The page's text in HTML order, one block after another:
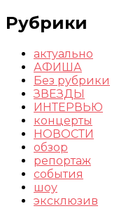
Рубрики
актуально
АФИША
Без рубрики
ЗВЕЗДЫ
ИНТЕРВЬЮ
концерты
НОВОСТИ
обзор
репортаж
события
шоу
эксклюзив